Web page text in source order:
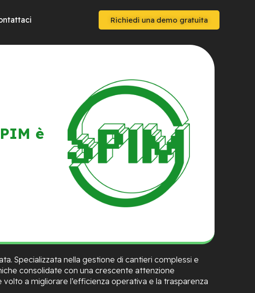
Richiedi una demo gratuita
è
Specializzata nella gestione di cantieri complessi e
consolidate con una crescente attenzione
volto a migliorare l’efficienza operativa e la trasparenza